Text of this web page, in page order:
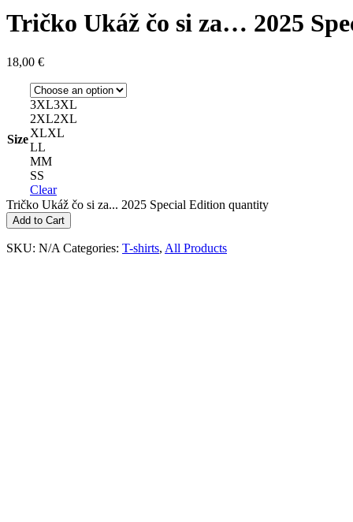
Tričko Ukáž čo si za… 2025
18,00 €
Size
3XL3XL
2XL2XL
XLXL
LL
MM
SS
Clear
Tričko Ukáž čo si za... 2025 Special Edition quantity
Add to Cart
SKU: N/A Categories: T-shirts, All Products